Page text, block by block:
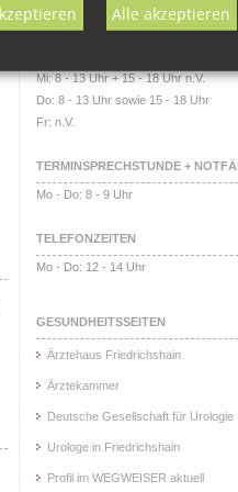
ÖFFNUNGSZEITEN
Mi: 8 - 13 Uhr + 15 - 18 Uhr n.V.
Do: 8 - 13 Uhr sowie 15 - 18 Uhr
Fr: n.V.
TERMINSPRECHSTUNDE +
Mo - Do: 8 - 9 Uhr
TELEFONZEITEN
Mo - Do: 12 - 14 Uhr
GESUNDHEITSSEITEN
Ärztehaus Friedrichshain
Ärztekammer
Deutsche Gesellschaft für Urologie
Urologe in Friedrichshain
Profil im WEGWEISER aktuell
Alle akzeptieren